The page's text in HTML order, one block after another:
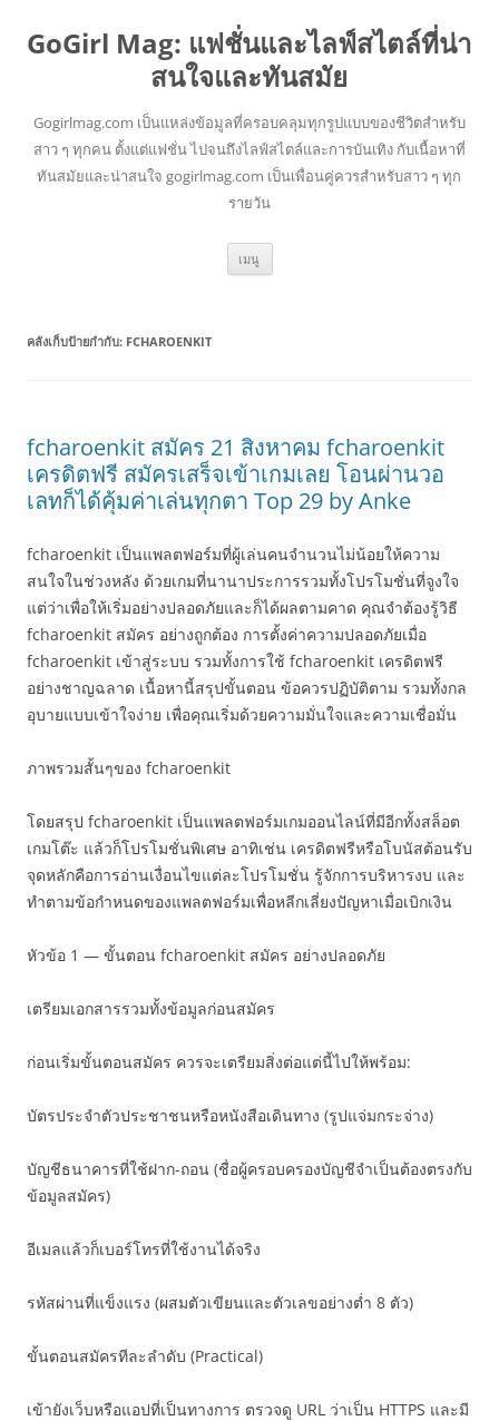
GoGirl Mag: แฟชั่นและไลฟ์สไตล์ที่น่า
สนใจและทันสมัย
Gogirlmag.com เป็นแหล่งข้อมูลที่ครอบคลุมทุกรูปแบบของชีวิตสำหรับ
สาว ๆ ทุกคน ตั้งแต่แฟชั่น ไปจนถึงไลฟ์สไตล์และการบันเทิง กับเนื้อหาที่
ทันสมัยและน่าสนใจ gogirlmag.com เป็นเพื่อนคู่ควรสำหรับสาว ๆ ทุก
รายวัน
เมนู ข้าม
ยัง
คลังเก็บป้ายกำกับ: FCHAROENKIT
fcharoenkit สมัคร 21 สิงหาคม fcharoenkit
เครดิตฟรี สมัครเสร็จเข้าเกมเลย โอนผ่านวอ
เลทก็ได้คุ้มค่าเล่นทุกตา Top 29 by Anke
fcharoenkit เป็นแพลตฟอร์มที่ผู้เล่นคนจำนวนไม่น้อยให้ความ
สนใจในช่วงหลัง ด้วยเกมที่นานาประการรวมทั้งโปรโมชั่นที่จูงใจ
แต่ว่าเพื่อให้เริ่มอย่างปลอดภัยและก็ได้ผลตามคาด คุณจำต้องรู้วิธี
fcharoenkit สมัคร อย่างถูกต้อง การตั้งค่าความปลอดภัยเมื่อ
fcharoenkit เข้าสู่ระบบ รวมทั้งการใช้ fcharoenkit เครดิตฟรี
อย่างชาญฉลาด เนื้อหานี้สรุปขั้นตอน ข้อควรปฏิบัติตาม รวมทั้งกล
อุบายแบบเข้าใจง่าย เพื่อคุณเริ่มด้วยความมั่นใจและความเชื่อมั่น
ภาพรวมสั้นๆของ fcharoenkit
โดยสรุป fcharoenkit เป็นแพลตฟอร์มเกมออนไลน์ที่มีอีกทั้งสล็อต
เกมโต๊ะ แล้วก็โปรโมชั่นพิเศษ อาทิเช่น เครดิตฟรีหรือโบนัสต้อนรับ
จุดหลักคือการอ่านเงื่อนไขแต่ละโปรโมชั่น รู้จักการบริหารงบ และ
ทำตามข้อกำหนดของแพลตฟอร์มเพื่อหลีกเลี่ยงปัญหาเมื่อเบิกเงิน
หัวข้อ 1 — ขั้นตอน fcharoenkit สมัคร อย่างปลอดภัย
เตรียมเอกสารรวมทั้งข้อมูลก่อนสมัคร
ก่อนเริ่มขั้นตอนสมัคร ควรจะเตรียมสิ่งต่อแต่นี้ไปให้พร้อม:
บัตรประจำตัวประชาชนหรือหนังสือเดินทาง (รูปแจ่มกระจ่าง)
บัญชีธนาคารที่ใช้ฝาก-ถอน (ชื่อผู้ครอบครองบัญชีจำเป็นต้องตรงกับ
ข้อมูลสมัคร)
อีเมลแล้วก็เบอร์โทรที่ใช้งานได้จริง
รหัสผ่านที่แข็งแรง (ผสมตัวเขียนและตัวเลขอย่างต่ำ 8 ตัว)
ขั้นตอนสมัครทีละลำดับ (Practical)
เข้ายังเว็บหรือแอปที่เป็นทางการ ตรวจดู URL ว่าเป็น HTTPS และมี